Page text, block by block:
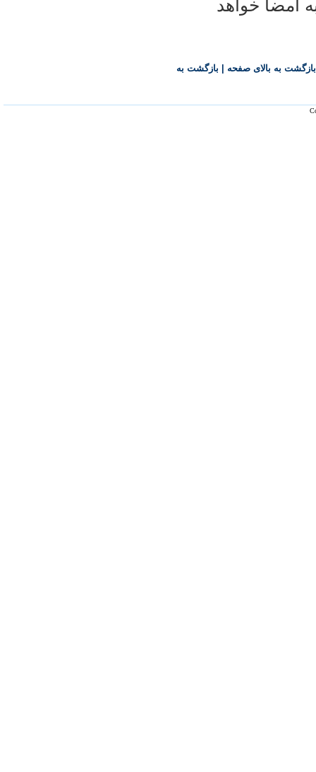
امضا خواهد
بازگشت به بالای صفحه بازگشت به